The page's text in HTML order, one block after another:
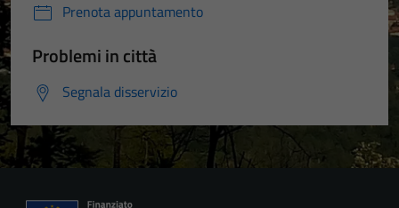
Prenota appuntamento
Problemi in città
Segnala disservizio